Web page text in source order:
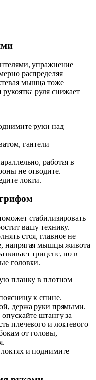
упражнение
распределяя
мышца тоже
руля снижает
руки над
гантели
работая в
не отводите.
локти.
стабилизировать
вашу технику.
стоя, главное не
напрягая мышцы живота
трицепс, но в
головки.
планку в плотном
к спине.
держа руки прямыми.
штангу за
плечевого и локтевого
от головы,
и поднимите